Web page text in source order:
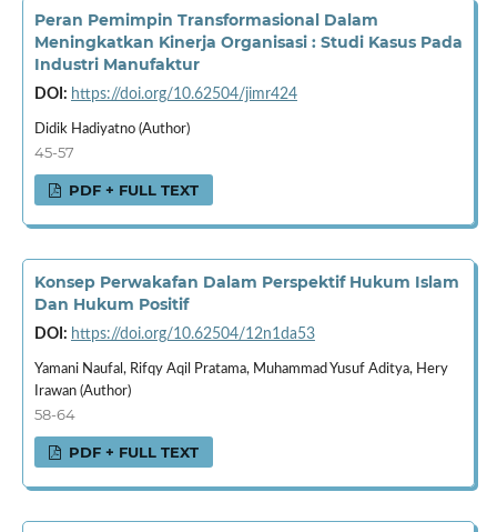
Peran Pemimpin Transformasional Dalam
Meningkatkan Kinerja Organisasi : Studi Kasus Pada
Industri Manufaktur
DOI: https://doi.org/10.62504/jimr424
Didik Hadiyatno (Author)
45-57
PDF + FULL TEXT
Konsep Perwakafan Dalam Perspektif Hukum Islam
Dan Hukum Positif
DOI: https://doi.org/10.62504/12n1da53
Yamani Naufal, Rifqy Aqil Pratama, Muhammad Yusuf Aditya, Hery
Irawan (Author)
58-64
PDF + FULL TEXT